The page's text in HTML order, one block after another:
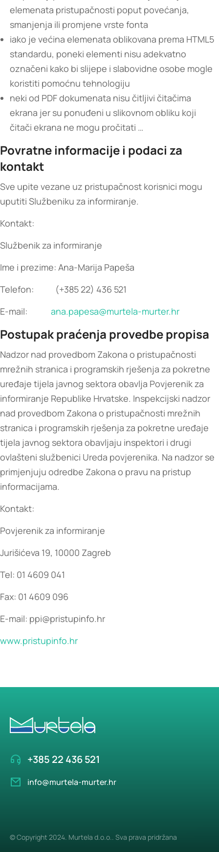
elemenata pristupačnosti poput povećanja,
smanjenja ili promjene vrste fonta
iako je većina elemenata oblikovana prema HTML5
standardu, poneki elementi nisu adekvatno
označeni kako bi slijepe i slabovidne osobe mogle
koristiti pomoćnu tehnologiju
neki od PDF dokumenata nisu čitljivi čitačima
ekrana jer su ponuđeni u slikovnom obliku koji
čitači ekrana ne mogu pročitati …
Povratne informacije i podaci za
kontakt
Sve upite vezane uz pristupačnost korisnici mogu
uputiti Službeniku za informiranje.
Kontakt:
Službenik za informiranje
Ime i prezime: Ana-Marija Papeša
Telefon: (+385 22) 436 521
E-mail: ana.papesa@murtela-murter.hr
Postupak praćenja provedbe propisa
Nadzor nad provedbom Zakona o pristupačnosti
mrežnih stranica i programskih rješenja za pokretne
uređaje tijela javnog sektora obavlja Povjerenik za
informiranje Republike Hrvatske. Inspekcijski nadzor
nad provedbom Zakona o pristupačnosti mrežnih
stranica i programskih rješenja za pokretne uređaje
tijela javnog sektora obavljaju inspektori i drugi
ovlašteni službenici Ureda povjerenika. Na nadzor se
primjenjuju odredbe Zakona o pravu na pristup
informacijama.
Kontakt:
Povjerenik za informiranje
Jurišićeva 19, 10000 Zagreb
Tel: 01 4609 041
Fax: 01 4609 096
E-mail: ppi@pristupinfo.hr
www.pristupinfo.hr
+385 22 436 521
info@murtela-murter.hr
© Copyright 2024. Murtela d.o.o.. Sva prava pridržana